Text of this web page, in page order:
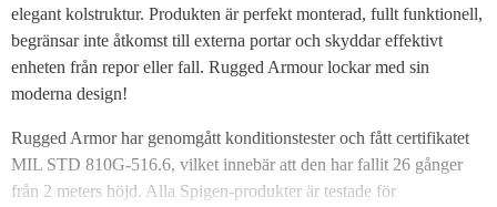
elegant kolstruktur. Produkten är perfekt monterad, fullt funktionell,
begränsar inte åtkomst till externa portar och skyddar effektivt
enheten från repor eller fall. Rugged Armour lockar med sin
moderna design!
Rugged Armor har genomgått konditionstester och fått certifikatet
MIL STD 810G-516.6, vilket innebär att den har fallit 26 gånger
från 2 meters höjd. Alla Spigen-produkter är testade för